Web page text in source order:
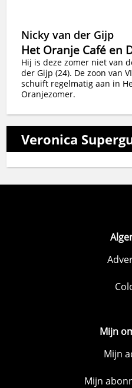
Nicky van der Gijp
Het Oranje Café en
Hij is deze zomer niet van
der Gijp (24). De zoon van
schuift regelmatig aan in
Oranjezomer.
Veronica
Mijn
Mijn
Mijn